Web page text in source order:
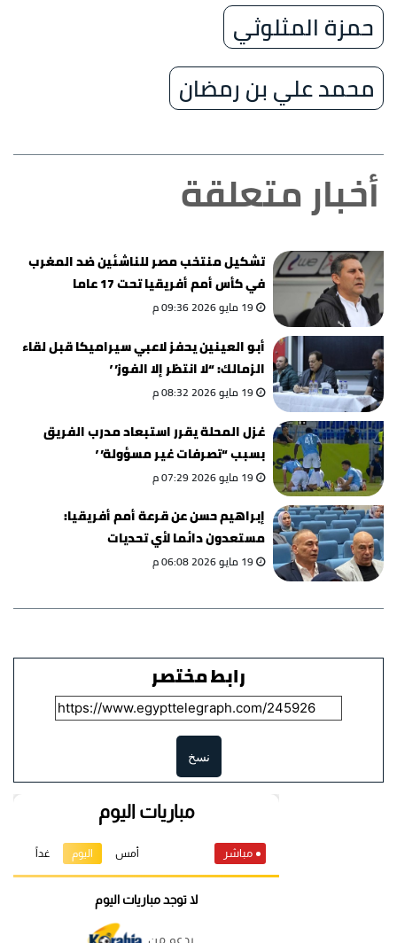
حمزة المثلوثي
محمد علي بن رمضان
أخبار متعلقة
تشكيل منتخب مصر للناشئين ضد المغرب
في كأس أمم أفريقيا تحت 17 عاما
19 مايو 2026 09:36 م
أبو العينين يحفز لاعبي سيراميكا قبل لقاء
الزمالك: “لا انتظر إلا الفوز”
19 مايو 2026 08:32 م
غزل المحلة يقرر استبعاد مدرب الفريق
بسبب “تصرفات غير مسؤولة”
19 مايو 2026 07:29 م
إبراهيم حسن عن قرعة أمم أفريقيا:
مستعدون دائما لأي تحديات
19 مايو 2026 06:08 م
رابط مختصر
نسخ